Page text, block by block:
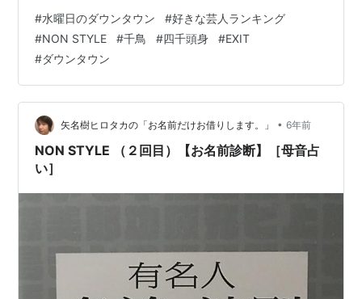
#水曜日のダウンタウン #好きな芸人ランキング
#NON STYLE #千鳥 #四千頭身 #EXIT
#ダウンタウン
矢名樹ヒロタカの「お名前だけお借りします。」 • 6年前
NON STYLE （２回目）【お名前診断】［母音占
い］